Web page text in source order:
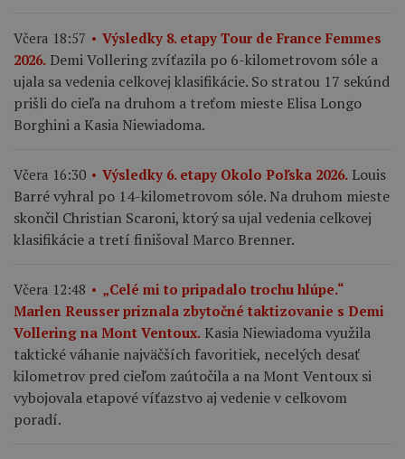
Včera 18:57
Výsledky 8. etapy Tour de France Femmes
2026. Demi Vollering zvíťazila po 6-kilometrovom sóle a
ujala sa vedenia celkovej klasifikácie. So stratou 17 sekúnd
prišli do cieľa na druhom a treťom mieste Elisa Longo
Borghini a Kasia Niewiadoma.
Včera 16:30 Výsledky 6. etapy Okolo Poľska 2026. Louis
Barré vyhral po 14-kilometrovom sóle. Na druhom mieste
skončil Christian Scaroni, ktorý sa ujal vedenia celkovej
klasifikácie a tretí finišoval Marco Brenner.
Včera 12:48
„Celé mi to pripadalo trochu hlúpe.“
Marlen Reusser priznala zbytočné taktizovanie s Demi
Vollering na Mont Ventoux. Kasia Niewiadoma využila
taktické váhanie najväčších favoritiek, necelých desať
kilometrov pred cieľom zaútočila a na Mont Ventoux si
vybojovala etapové víťazstvo aj vedenie v celkovom
poradí.